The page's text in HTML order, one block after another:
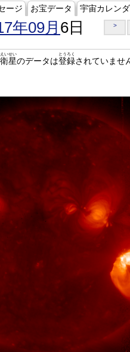
ージ お宝データ 宇宙カレン
年09月 6日 >
衛星
えいせい
のデータは登録
とうろく
されていませ